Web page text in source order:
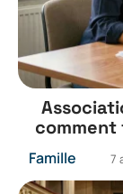
Famille 7